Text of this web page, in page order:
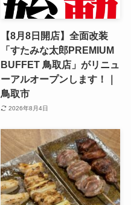
【8月8日開店】全面改装
「すたみな太郎PREMIUM
BUFFET 鳥取店」がリニュ
ーアルオープンします！｜
鳥取市
2026年8月4日